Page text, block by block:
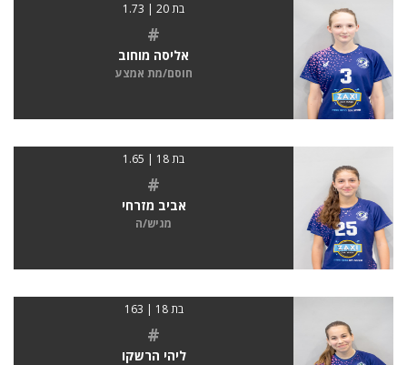
בת 20 | 1.73
#
אליסה מוחוב
חוסם/מת אמצע
בת 18 | 1.65
#
אביב מזרחי
מגיש/ה
בת 18 | 163
#
ליהי הרשקו